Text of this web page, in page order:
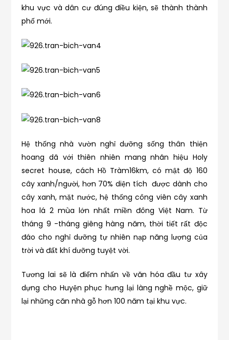
khu vực và dân cư đúng điều kiện, sẽ thành thành
phố mới.
Hệ thống nhà vườn nghỉ dưỡng sống thân thiện
hoang dã với thiên nhiên mang nhãn hiệu Holy
secret house, cách Hồ Tràm16km, có mật độ 160
cây xanh/người, hơn 70% diện tích được dành cho
cây xanh, mặt nước, hệ thống công viên cây xanh
hoa lá 2 mùa lớn nhất miền đông Việt Nam. Từ
tháng 9 -tháng giêng hàng năm, thời tiết rất độc
đáo cho nghỉ dưỡng tự nhiên nạp năng lượng của
trời và đất khí dưỡng tuyệt vời.
Tương lai sẽ là điểm nhấn về văn hóa đầu tư xây
dựng cho Huyện phục hưng lại làng nghề mộc, giữ
lại những căn nhà gỗ hơn 100 năm tại khu vực.